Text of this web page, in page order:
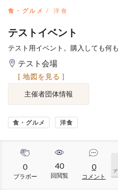
食・グルメ 洋食
テストイベント
テスト用イベント。購入しても何
テスト会場
[ 地図を見る ]
主催者団体情報
食・グルメ 洋食
0
ブラボー
40
回閲覧
0
コメント
ブ